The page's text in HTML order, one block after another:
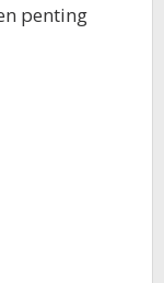
penting